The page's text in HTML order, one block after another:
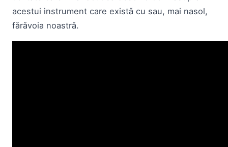
acestui instrument care există cu sau, mai nasol,
fărăvoia noastră.